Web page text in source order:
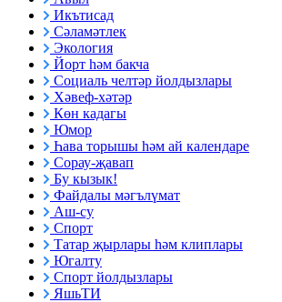
Икътисад
Сәламәтлек
Экология
Йорт һәм бакча
Социаль челтәр йолдызлары
Хәвеф-хәтәр
Көн кадагы
Юмор
Һава торышы һәм ай календаре
Сорау-җавап
Бу кызык!
Файдалы мәгълүмат
Аш-су
Спорт
Татар җырлары һәм клиплары
Югалту
Спорт йолдызлары
ЯшьТИ